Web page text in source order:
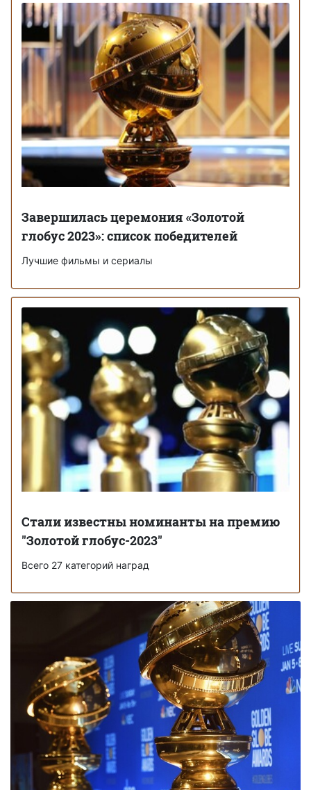
Завершилась церемония «Золотой
глобус 2023»: список победителей
Лучшие фильмы и сериалы
Стали известны номинанты на премию
"Золотой глобус-2023"
Всего 27 категорий наград